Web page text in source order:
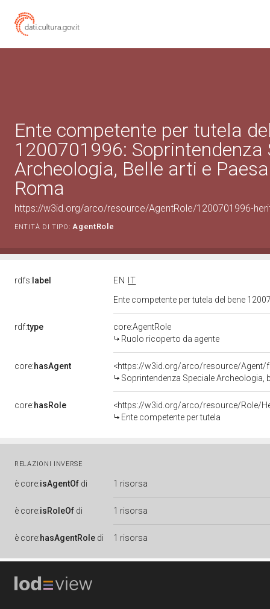
Ente competente per tutela
1200701996: Soprintendenza
Archeologia, Belle arti e
Roma
https://w3id.org/arco/resource/AgentRole/1200701996-
ENTITÀ DI TIPO: AgentRole
rdfs: label EN
IT
Ente competente per tutela del bene
rdf:type
core:AgentRole
Ruolo ricoperto da agente
core:hasAgent
<https://w3id.org/arco/resource/Agent/
Soprintendenza Speciale Archeologia,
core:hasRole
<https://w3id.org/arco/resource/Role/
Ente competente per tutela
RELAZIONI INVERSE
è core:isAgentOf di 1 risorsa
è core:isRoleOf di 1 risorsa
è core:hasAgentRole di 1 risorsa